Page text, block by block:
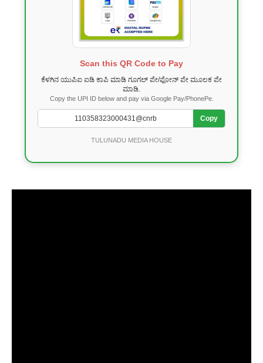
Scan this QR Code to Pay
ಕೆಳಗಿನ ಯುಪಿಐ ಐಡಿ ಕಾಪಿ ಮಾಡಿ ಗೂಗಲ್ ಪೇ/ಫೋನ್ ಪೇ ಮೂಲಕ ಪೇ
ಮಾಡಿ.
Copy the UPI ID below and pay via Google Pay/PhonePe.
Copy
TULUNADU MEDIA HOUSE